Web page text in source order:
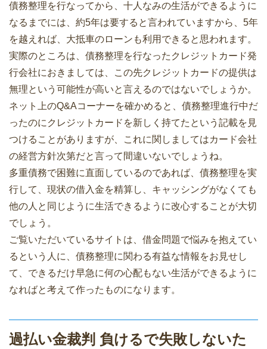
債務整理を行なってから、十人なみの生活ができるように
なるまでには、約5年は要すると言われていますから、5年
を越えれば、大抵車のローンも利用できると思われます。
実際のところは、債務整理を行なったクレジットカード発
行会社におきましては、この先クレジットカードの提供は
無理という可能性が高いと言えるのではないでしょうか。
ネット上のQ&Aコーナーを確かめると、債務整理進行中だ
ったのにクレジットカードを新しく持てたという記載を見
つけることがありますが、これに関しましてはカード会社
の経営方針次第だと言って間違いないでしょうね。
多重債務で困難に直面しているのであれば、債務整理を実
行して、現状の借入金を精算し、キャッシングがなくても
他の人と同じように生活できるように改心することが大切
でしょう。
ご覧いただいているサイトは、借金問題で悩みを抱えてい
るという人に、債務整理に関わる有益な情報をお見せし
て、できるだけ早急に何の心配もない生活ができるように
なればと考えて作ったものになります。
過払い金裁判 負けるで失敗しないた